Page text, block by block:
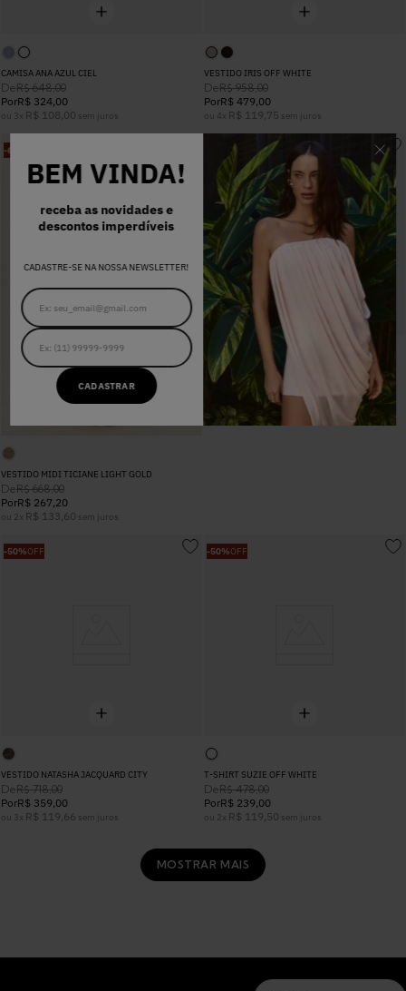
BEM VINDA!
receba as novidades e
descontos imperdíveis
CADASTRE-SE NA NOSSA NEWSLETTER!
CADASTRAR
CAMISA ANA AZUL CIEL
DeR$ 648,00
PorR$ 324,00
ou 3 x R$ 108,00 sem juros
VESTIDO IRIS OFF WHITE
DeR$ 958,00
PorR$ 479,00
ou 4 x R$ 119,75 sem juros
-60%
VESTIDO MIDI TICIANE LIGHT GOLD
DeR$ 668,00
PorR$ 267,20
ou 2 x R$ 133,60 sem juros
OFF
CORSELET CAMILA PRETO
R$
00
334 ,00
ou x R$ 111 sem juros
-50%OFF
VESTIDO NATASHA JACQUARD CITY
DeR$ 718,00
PorR$ 359,00
ou 3 x R$ 119,66 sem juros
-50%OFF
T-SHIRT SUZIE OFF WHITE
DeR$ 478,00
PorR$ 239,00
ou 2 x R$ 119, 50 sem juros
MOSTRAR MAIS